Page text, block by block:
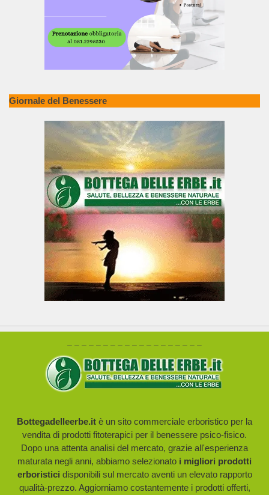
Giornale del Benessere
– – – – – – – – – – – – – – – – – – –
Bottegadelleerbe.it è un sito commerciale erboristico per la
vendita di prodotti fitoterapici per il benessere psico-fisico.
Dopo una attenta analisi del mercato, grazie all'esperienza
maturata negli anni, abbiamo selezionato i migliori prodotti
erboristici disponibili sul mercato aventi un elevato rapporto
qualità-prezzo. Aggiorniamo costantemente i prodotti offerti,